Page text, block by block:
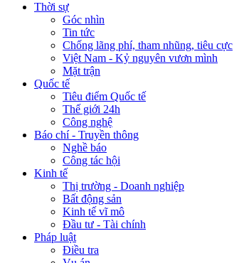
Thời sự
Góc nhìn
Tin tức
Chống lãng phí, tham nhũng, tiêu cực
Việt Nam - Kỷ nguyên vươn mình
Mặt trận
Quốc tế
Tiêu điểm Quốc tế
Thế giới 24h
Công nghệ
Báo chí - Truyền thông
Nghề báo
Công tác hội
Kinh tế
Thị trường - Doanh nghiệp
Bất động sản
Kinh tế vĩ mô
Đầu tư - Tài chính
Pháp luật
Điều tra